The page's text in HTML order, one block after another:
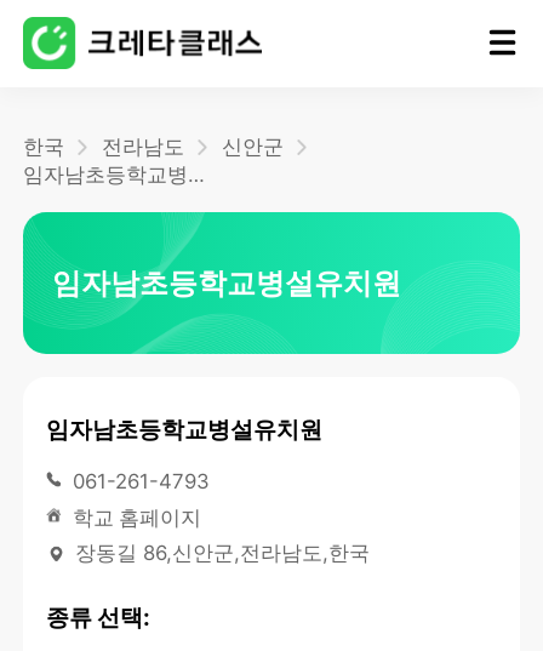
블로그
한국 전라남도
신안군
임자남초등학교병설유치원
임자남초등학교병설유치원
임자남초등학교병설유치원
061-261-4793
학교 홈페이지
장동길 86,신안군,전라남도,한국
종류 선택: